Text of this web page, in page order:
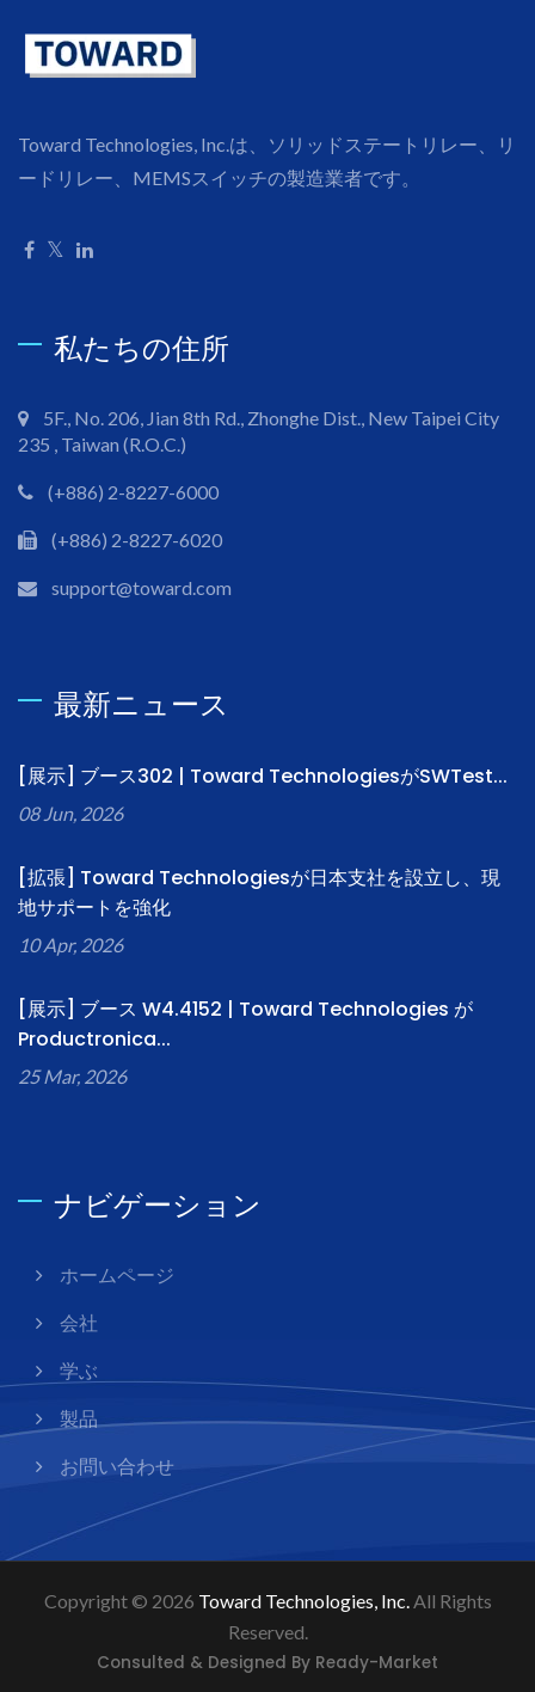
Toward Technologies, Inc.は、ソリッドステートリレー、リ
ードリレー、MEMSスイッチの製造業者です。
私たちの住所
5F., No. 206, Jian 8th Rd., Zhonghe Dist., New Taipei City
235 , Taiwan (R.O.C.)
(+886) 2-8227-6000
(+886) 2-8227-6020
support@toward.com
最新ニュース
[展示] ブース302 | Toward TechnologiesがSWTest...
08 Jun, 2026
[拡張] Toward Technologiesが日本支社を設立し、現
地サポートを強化
10 Apr, 2026
[展示] ブース W4.4152 | Toward Technologies が
Productronica...
25 Mar, 2026
ナビゲーション
ホームページ
会社
学ぶ
製品
お問い合わせ
Copyright © 2026 Toward Technologies, Inc.All Rights
Reserved.
Consulted & Designed By Ready-Market